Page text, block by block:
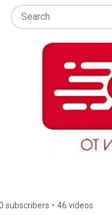
subscribers • 46 videos